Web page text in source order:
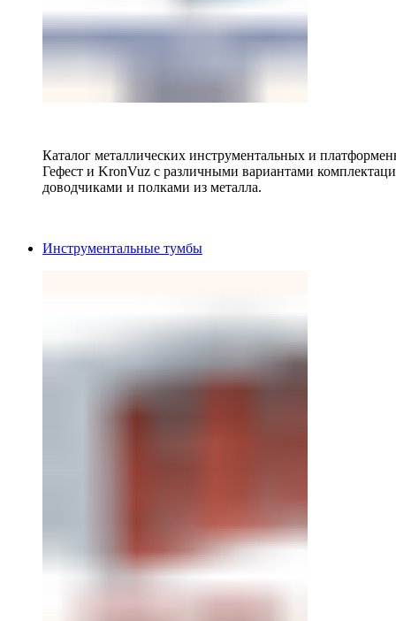
Каталог металлических инструментальных и
Гефест и KronVuz с различными вариантами
доводчиками и полками из металла.
Инструментальные тумбы